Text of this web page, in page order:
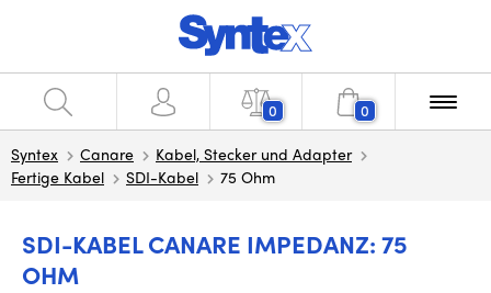
0 0
Syntex Canare
Kabel, Stecker und Adapter
Fertige Kabel
SDI-Kabel 75 Ohm
SDI-KABEL CANARE IMPEDANZ: 75
OHM